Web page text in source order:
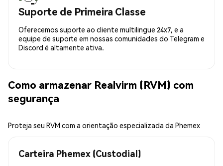
Suporte de Primeira Classe
Oferecemos suporte ao cliente multilingue 24x7, e a
equipe de suporte em nossas comunidades do Telegram e
Discord é altamente ativa.
Como armazenar Realvirm (RVM) com
segurança
Proteja seu RVM com a orientação especializada da Phemex
Carteira Phemex (Custodial)